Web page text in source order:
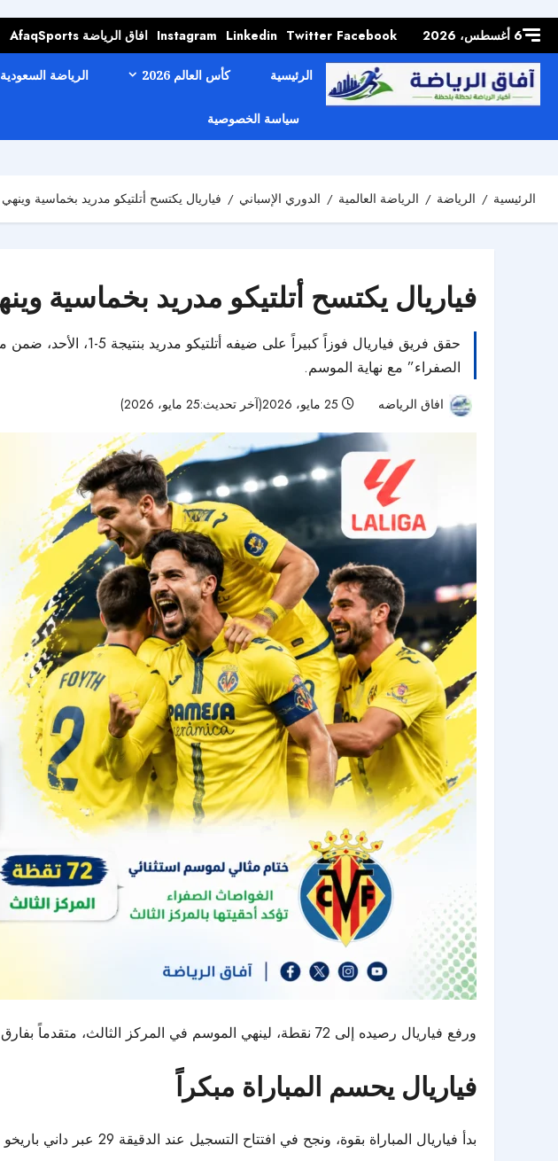
content6 أغسطس، 2026 Facebook
Twitter
Linkedin
Instagram افاق الرياضة AfaqSports
الرئيسية كأس العالم 2026 الرياضة السعودية
سياسة الخصوصية
الرئيسية الرياضة الرياضة العالمية الدوري الإسباني فياريال يكتسح أتلتيكو مدريد بخماسية وينهي
فياريال يكتسح أتلتيكو مدريد بخماسية
الصفراء” مع نهاية الموسم.
افاق الرياضه
ورفع فياريال رصيده إلى 72 نقطة، لينهي الموسم في المركز الثالث، متقدماً بفارق ثلاث نقاط عن أتلتيكو مدريد، الذي اكتفى بالمركز الرابع بعد خسارة قاسية في ختام الليجا.
فياريال يحسم المباراة مبكراً
بدأ فياريال المباراة بقوة، ونجح في افتتاح التسجيل عند الدقيقة 29 عبر داني باريخو من ركلة جزاء، قبل أن يضيف أيوزي بيريز الهدف الثاني في الدقيقة 33.